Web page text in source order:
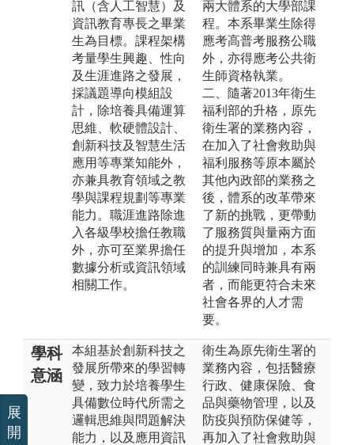
訊（含人工智慧）及
資訊教育專長之畢業
生為目標。課程架構
考量學生興趣、性向
及生涯進路之發展，
採議題導向模組設
計，除培養具備運算
思維、軟硬體設計、
創新科技及智慧生活
應用等專業知能外，
亦兼具教育領域之教
學與課程規劃等專業
能力。職涯進路除進
入各級學校擔任教職
外，亦可至業界擔任
數據分析或資訊領域
相關工作。
兩大體系的大學部課
程。本系畢業生除得
應考高普考服務公職
外，亦得應考公共衛
生師資格執業。
二、隨著2013年衛生
福利部的升格，原先
衛生署的業務內容，
在加入了社會救助與
福利服務等原本屬於
其他內政部的業務之
後，體系的改革帶來
了新的挑戰，更帶動
了服務質與量兩方面
的提升與增加，本系
的訓練同時兼具有兩
者，而能更符合未來
社會各界的人才需
要。
學科
意涵
本組基於創新科技之
發展所帶來的學習轉
變，致力於培養學生
具備數位時代所需之
邏輯思維與問題解決
能力，以及應用資訊
衛生為原先衛生署的
業務內容，包括醫療
行政、健康保險、食
品與藥物管理，以及
防疫與預防保健等，
再加入了社會救助與
展
開